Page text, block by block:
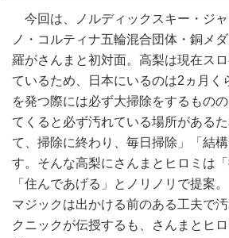
今回は、ノルディックスキー・ジ
ノ・コルティナ五輪混合団体・銅メ
羅がさんまと初対面。高梨は現在ス
ているため、日本にいるのは2ヵ月く
を発つ際には必ず大掃除をするもの
てくると必ず汚れている場所がある
て、掃除に終わり、毎日掃除」「結
す。そんな高梨にさんまとヒロミは「
「住んであげる」とノリノリで提案
マジックは出かける前のある工夫で
クニックが伝授するも、さんまとヒ